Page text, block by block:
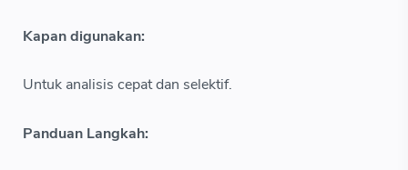
Kapan digunakan:
Untuk analisis cepat dan selektif.
Panduan Langkah: